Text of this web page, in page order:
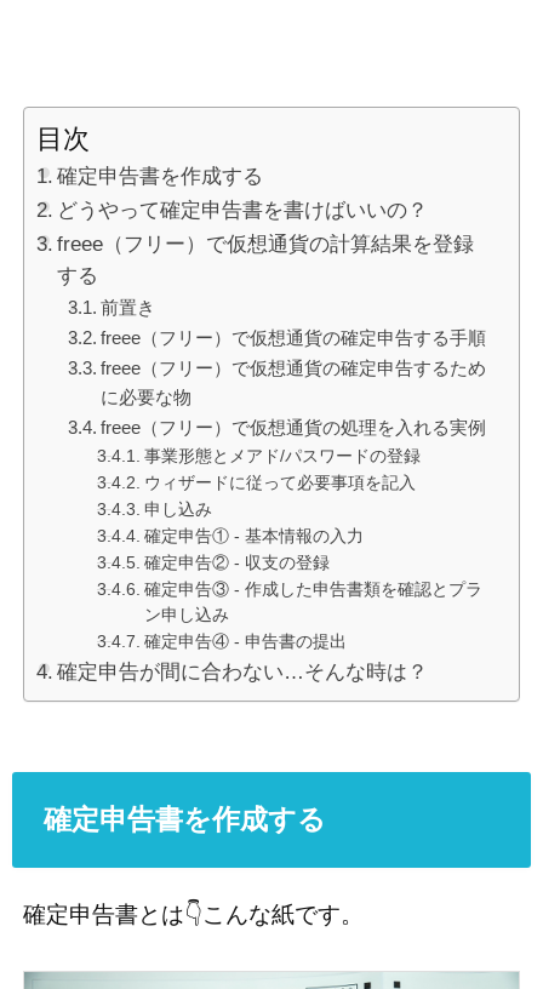
目次
確定申告書を作成する
どうやって確定申告書を書けばいいの？
freee（フリー）で仮想通貨の計算結果を登録
する
前置き
freee（フリー）で仮想通貨の確定申告する手順
freee（フリー）で仮想通貨の確定申告するため
に必要な物
freee（フリー）で仮想通貨の処理を入れる実例
事業形態とメアド/パスワードの登録
ウィザードに従って必要事項を記入
申し込み
確定申告① - 基本情報の入力
確定申告② - 収支の登録
確定申告③ - 作成した申告書類を確認とプラ
ン申し込み
確定申告④ - 申告書の提出
確定申告が間に合わない…そんな時は？
確定申告書を作成する
確定申告書とは👇こんな紙です。